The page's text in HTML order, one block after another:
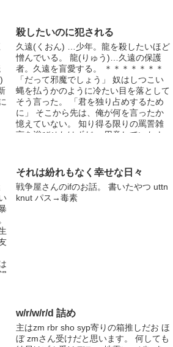
んでも書けます リクエストしてくれた
ら精一杯尽くしますのでぜひともお願い
します 私の作る小説は基本的に1話で完
結します 理由は自分が読んでる途中切
られると うざいからです(?) めちゃくち
ゃ長くなったりしますがご了承ください
ほんとに長くなりすぎたなとか文字足り
ひんわとか なったらわけます 話の最初
に注意事項書いてるのでそこ読んで
あ、自分の地雷やわ とか思ったらター
くんの大阪弁はプロです(?)
殺したいのに犯される
久遠(くおん) …少年。龍を殺したいほど
憎んでいる。 龍(りゅう)…久遠の保護
者。久遠を盲愛する。 ＊＊＊＊＊＊＊
「だって邪魔でしょう」 奴はしつこい
蝿を払うかのように冷たい目を落として
そう言った。 「君を独り占めするため
に」 そこから先は、俺が何を言ったか
憶えていない。 知り得る限りの罵詈雑
言を浴びせたはずだ。 用意していたナ
った。 この日のために準備してきた。
奴をどう殺すかを。 どう懺悔させるか
を。 奴を------ ＊＊＊＊＊＊＊ 2019.1.3
小説公開
それは紛れもなく幸せな日々
戦争屋さんのifのお話。 書いたやつ uttn
knut パス→毒素
w/r/w/r/d 詰め
主はzm rbr sho syp寄りの箱推しだお ほ
ぼ zmさん受けだと思います。 何しても